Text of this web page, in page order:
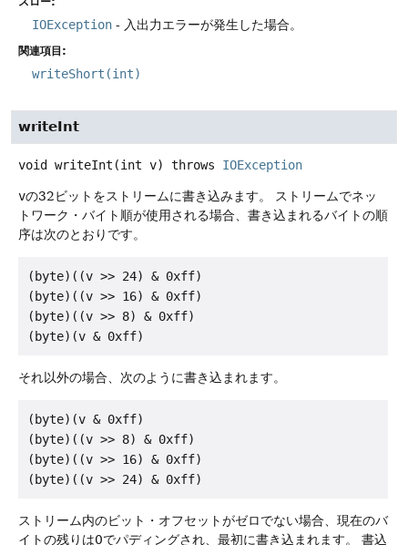
IOException - 入出力エラーが発生した場合。
関連項目:
writeShort(int)
writeInt
void writeInt (int v) throws IOException
vの32ビットをストリームに書き込みます。
ストリームでネッ
トワーク・バイト順が使用される場合、書き込まれるバイトの順
序は次のとおりです。
(byte)((v >> 24) & 0xff)
(byte)((v >> 16) & 0xff)
(byte)((v >> 8) & 0xff)
それ以外の場合、次のように書き込まれます。
(byte)(v & 0xff)
(byte)((v >> 8) & 0xff)
(byte)((v >> 16) & 0xff)
ストリーム内のビット・オフセットがゼロでない場合、現在のバ
イトの残りは0でパディングされ、最初に書き込まれます。
書込